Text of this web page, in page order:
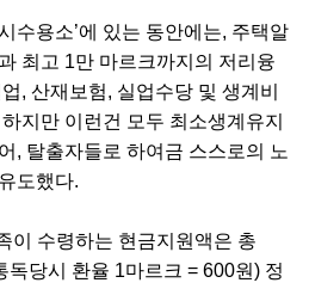
수용소’에 있는 동안에는, 주택알
최고 1만 마르크까지의 저리융
, 산재보험, 실업수당 및 생계비
지만 이런건 모두 최소생계유지
, 탈출자들로 하여금 스스로의 노
도했다.
이 수령하는 현금지원액은 총
독당시 환율 1마르크 = 600원) 정